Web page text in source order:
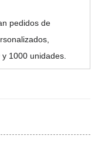
pedidos de
1000 unidades.